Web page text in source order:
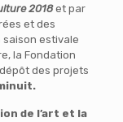
2018et par
et des
saison estivale
la Fondation
des projets
de l’art et la